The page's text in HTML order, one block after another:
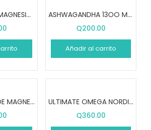
GLICINATO DE MAGNESIO (240 CÁPSULAS)
ASHWAGANDHA 13OO MG (60 CÁPSULAS)
Q200.00
Añadir al carrito
BISGLICINATO DE MAGNESIO (180 CÁPSULAS)
ULTIMATE OMEGA NORDIC NATURALS (60 SOFTGELS)
Q360.00